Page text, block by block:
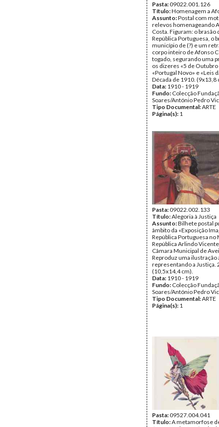
Pasta:09022.001.126
Título:Homenagem a
Assunto:Postal com
relevos homenageando
Costa. Figuram: o brasão
República Portuguesa, o
município de (?) e um
corpo inteiro de Afonso
togado, segurando uma
os dizeres «5 de Outubro
«Portugal Novo» e «Leis
Década de 1910. (9x13,8
Data: 1910 - 1919
Fundo: Colecção
Soares/António Pedro
Tipo Documental:ARTE
Página(s): 1
Pasta:09022.002.133
Título:Alegoria à Justiça
Assunto:Bilhete postal
âmbito da «Exposição
República Portuguesa no
República Arlindo
Câmara Municipal de
Reproduz uma ilustração
representando a Justiça.
(10,5x14,4 cm).
Data: 1910 - 1919
Fundo: Colecção
Soares/António Pedro
Tipo Documental:ARTE
Página(s): 1
Pasta:09527.004.041
Título:A metamorfose